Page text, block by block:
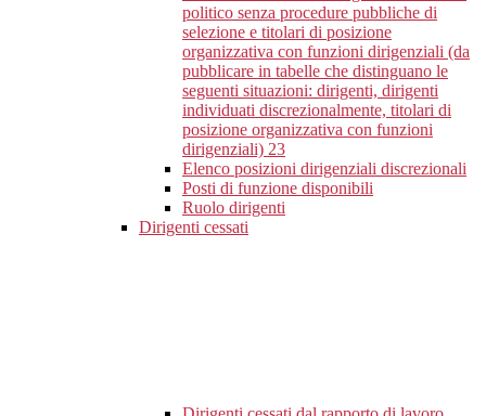
politico senza procedure pubbliche di
selezione e titolari di posizione
organizzativa con funzioni dirigenziali (da
pubblicare in tabelle che distinguano le
seguenti situazioni: dirigenti, dirigenti
individuati discrezionalmente, titolari di
posizione organizzativa con funzioni
dirigenziali) 23
Elenco posizioni dirigenziali discrezionali
Posti di funzione disponibili
Ruolo dirigenti
Dirigenti cessati